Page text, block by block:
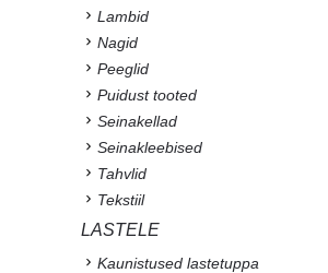
Lambid
Nagid
Peeglid
Puidust tooted
Seinakellad
Seinakleebised
Tahvlid
Tekstiil
LASTELE
Kaunistused lastetuppa